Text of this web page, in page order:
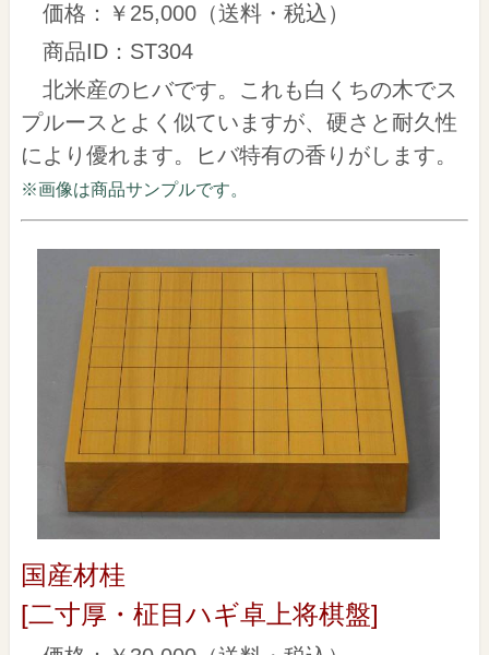
価格：￥25,000（送料・税込）
商品ID：ST304
北米産のヒバです。これも白くちの木でス
プルースとよく似ていますが、硬さと耐久性
により優れます。ヒバ特有の香りがします。
※画像は商品サンプルです。
国産材桂
[二寸厚・柾目ハギ卓上将棋盤]